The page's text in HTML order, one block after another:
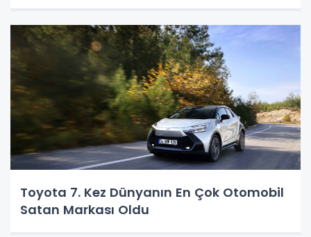
Toyota 7. Kez Dünyanın En Çok Otomobil
Satan Markası Oldu